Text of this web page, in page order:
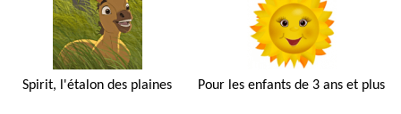
Spirit, l'étalon des plaines Pour les enfants de 3 ans et plus